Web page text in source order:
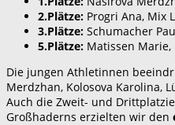
2.Plätze: Progri Ana, Mix
3.Plätze: Schumacher
5.Plätze: Matissen Marie,
Die jungen Athletinnen
Merdzhan, Kolosova Karolina,
Auch die Zweit- und
Großhaderns erzielten wir den